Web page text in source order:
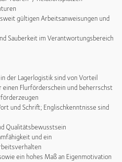
gültigen Arbeitsanweisungen und
Sauberkeit im Verantwortungsbereich
der Lagerlogistik sind von Vorteil
Flurförderschein und beherrschst
und Schrift; Englischkenntnisse sind
Qualitätsbewusstsein
und ein
ein hohes Maß an Eigenmotivation